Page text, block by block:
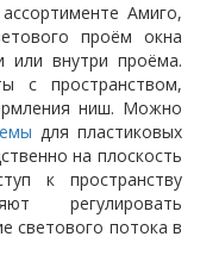
Амиго,
проём окна
или внутри проёма.
с пространством,
ниш. Можно
для пластиковых
на плоскость
к пространству
регулировать
светового потока в